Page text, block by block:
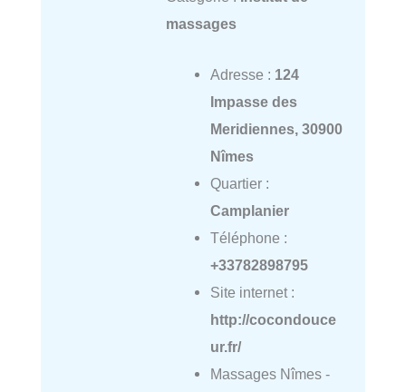
massages
Adresse : 124
Impasse des
Meridiennes, 30900
Nîmes
Quartier :
Camplanier
Téléphone :
+33782898795
Site internet :
http://cocondouce
ur.fr/
Massages Nîmes -